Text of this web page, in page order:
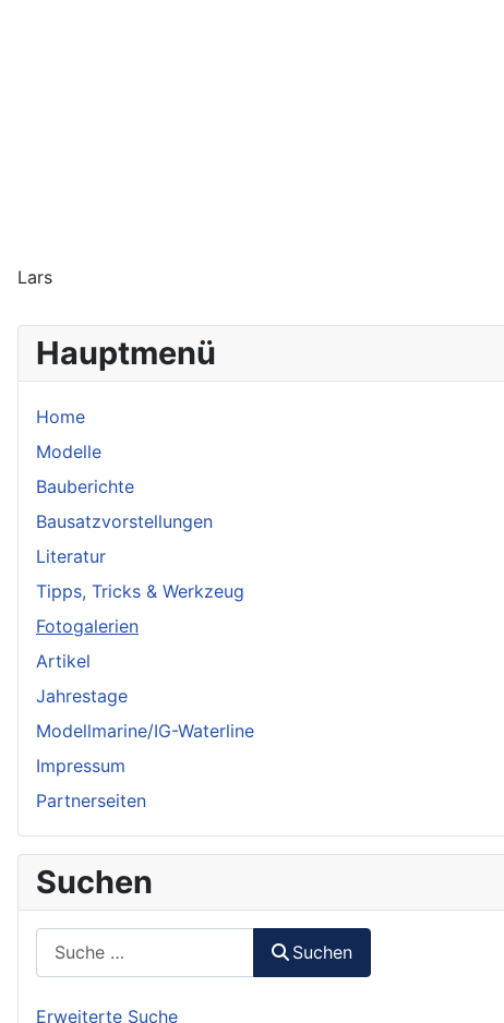
Hauptmenü
Home
Modelle
Bauberichte
Bausatzvorstellungen
Literatur
Tipps, Tricks & Werkzeug
Fotogalerien
Artikel
Jahrestage
Modellmarine/IG-Waterline
Impressum
Partnerseiten
Suchen
Suchen
Erweiterte Suche
Lars